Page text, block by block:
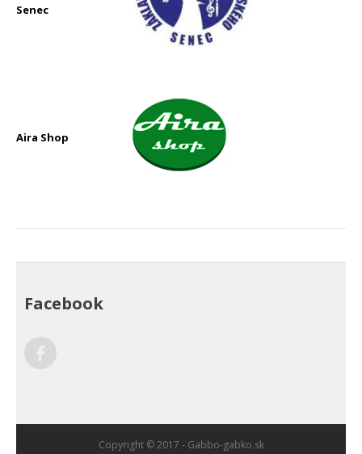
Senec
Aira Shop
Facebook
Copyright © 2017 - Gabbo-gabko.sk